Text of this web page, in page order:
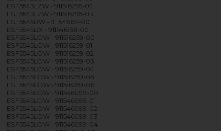
ESF5543LZW - 911516295-02
ESF5543LZW - 911516295-03
ESF5545LIW - 911546157-00
ESF5545LIX - 911546158-00
ESF5545LOW - 911516259-00
ESF5545LOW - 911516259-01
ESF5545LOW - 911516259-02
ESF5545LOW - 911516259-03
ESF5545LOW - 911516259-04
ESF5545LOW - 911516259-05
ESF5545LOW - 911516259-06
ESF5545LOW - 911546099-00
ESF5545LOW - 911546099-01
ESF5545LOW - 911546099-02
ESF5545LOW - 911546099-03
ESF5545LOW - 911546099-04